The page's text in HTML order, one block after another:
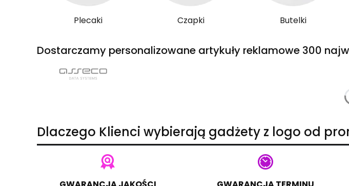
Plecaki Czapki Butelki
Dostarczamy personalizowane artykuły reklamowe 300
Dlaczego Klienci wybierają gadżety z logo od